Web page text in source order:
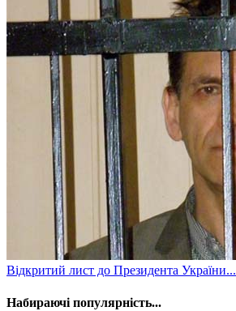
Відкритий лист до Президента України...
Набираючі популярність...